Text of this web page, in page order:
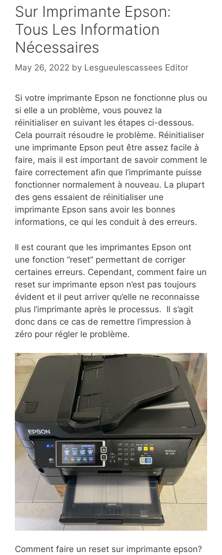
Sur Imprimante Epson:
Tous Les Information
Nécessaires
May 26, 2022 by Lesgueulescassees Editor
Si votre imprimante Epson ne fonctionne plus ou
si elle a un problème, vous pouvez la
réinitialiser en suivant les étapes ci-dessous.
Cela pourrait résoudre le problème. Réinitialiser
une imprimante Epson peut être assez facile à
faire, mais il est important de savoir comment le
faire correctement afin que l’imprimante puisse
fonctionner normalement à nouveau. La plupart
des gens essaient de réinitialiser une
imprimante Epson sans avoir les bonnes
informations, ce qui les conduit à des erreurs.
Il est courant que les imprimantes Epson ont
une fonction “reset” permettant de corriger
certaines erreurs. Cependant, comment faire un
reset sur imprimante epson n’est pas toujours
évident et il peut arriver qu’elle ne reconnaisse
plus l’imprimante après le processus. Il s’agit
donc dans ce cas de remettre l’impression à
zéro pour régler le problème.
Comment faire un reset sur imprimante epson?